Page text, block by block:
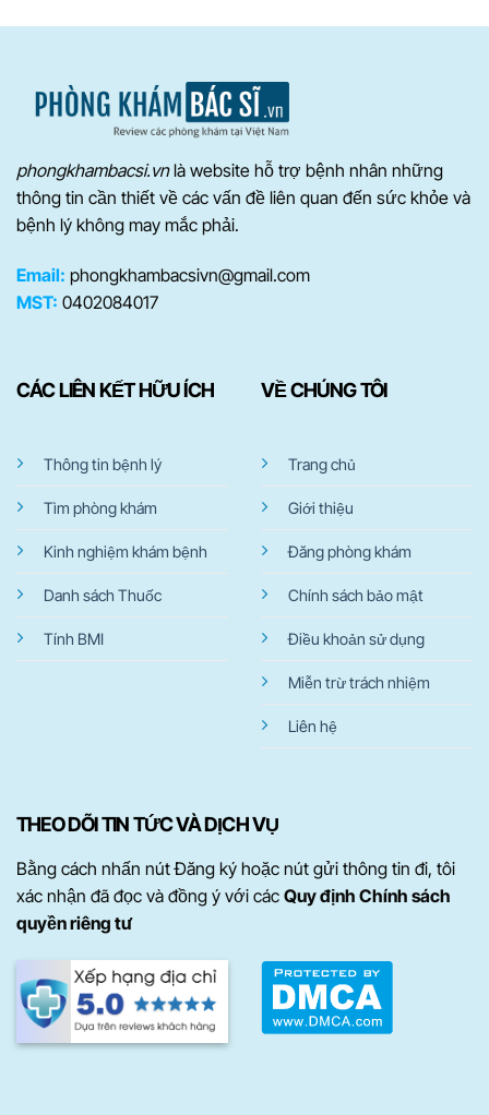
phongkhambacsi.vnlà website hỗ trợ bệnh nhân những
thông tin cần thiết về các vấn đề liên quan đến sức khỏe và
bệnh lý không may mắc phải.
Email: phongkhambacsivn@gmail.com
MST: 0402084017
CÁC LIÊN KẾT HỮU ÍCH
Thông tin bệnh lý
Tìm phòng khám
Kinh nghiệm khám bệnh
Danh sách Thuốc
Tính BMI
VỀ CHÚNG TÔI
Trang chủ
Giới thiệu
Đăng phòng khám
Chính sách bảo mật
Điều khoản sử dụng
Miễn trừ trách nhiệm
Liên hệ
THEO DÕI TIN TỨC VÀ DỊCH VỤ
Bằng cách nhấn nút Đăng ký hoặc nút gửi thông tin đi, tôi
xác nhận đã đọc và đồng ý với các Quy định Chính sách
quyền riêng tư